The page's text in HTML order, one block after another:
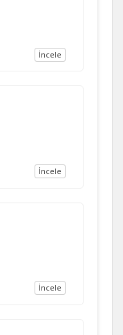
İncele
İncele
İncele